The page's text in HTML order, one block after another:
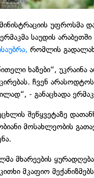
უფროსმა
საუდის
რომლის
ხაზები“,
ჩვენ
- განაცხადა
შეწყვეტაზე
მოსახლეობის
მხარეების
მკაფიო